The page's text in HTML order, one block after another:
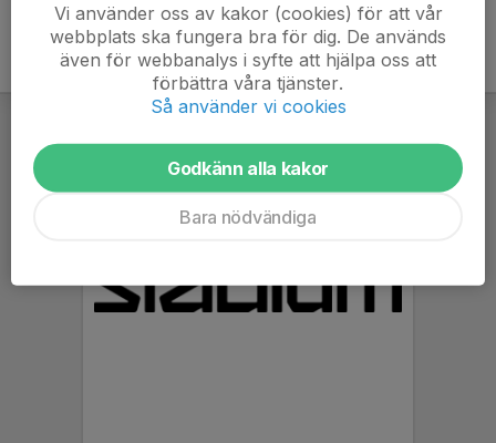
Vi använder oss av kakor (cookies) för att vår
webbplats ska fungera bra för dig. De används
även för webbanalys i syfte att hjälpa oss att
förbättra våra tjänster.
Så använder vi cookies
Godkänn alla kakor
Bara nödvändiga